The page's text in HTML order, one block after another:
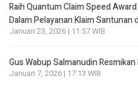
Raih Quantum Claim Speed
Dalam Pelayanan Klaim Santunan
Januari 23, 2026 | 11:57 WIB
Gus Wabup Salmanudin
Januari 7, 2026 | 17:13 WIB